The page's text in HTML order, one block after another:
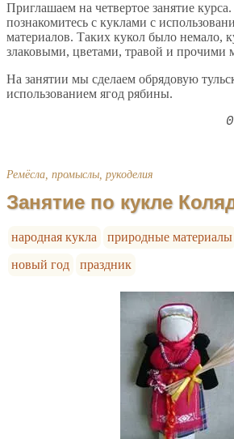
Приглашаем на четвертое занятие
познакомитесь с куклами с
материалов. Таких кукол было немало,
злаковыми, цветами, травой и прочими
На занятии мы сделаем обрядовую
использованием ягод рябины.
Ремёсла, промыслы, рукоделия
Занятие по кукле
народная кукла природные материалы
новый год
праздник